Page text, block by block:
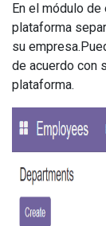
En el módulo
plataforma
su
de acuerdo con
plataforma.